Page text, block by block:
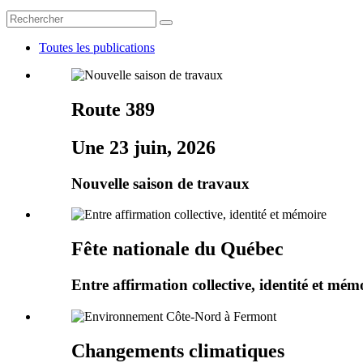
Toutes les publications
Route 389
Une 23 juin, 2026
Nouvelle saison de travaux
Fête nationale du Québec
Entre affirmation collective, identité et
Changements climatiques